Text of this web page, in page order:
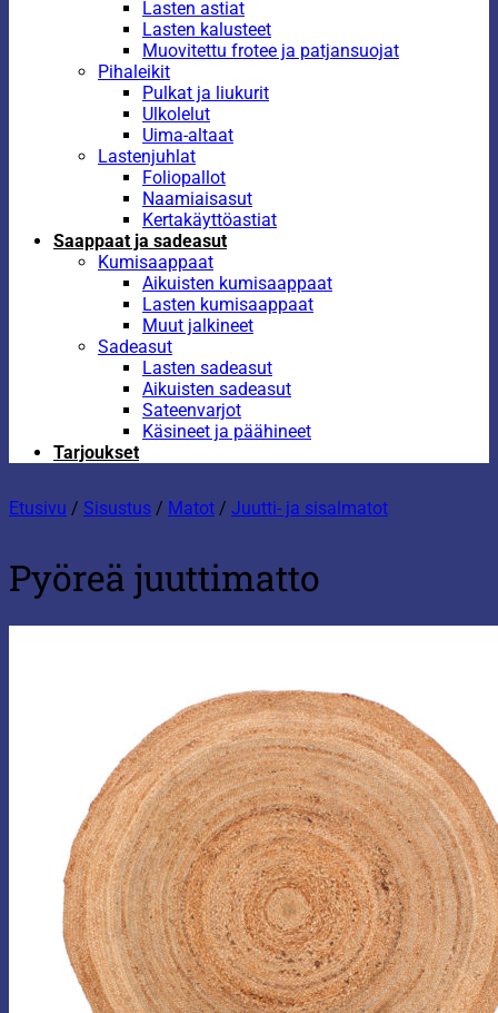
Lasten astiat
Lasten kalusteet
Muovitettu frotee ja patjansuojat
Pihaleikit
Pulkat ja liukurit
Ulkolelut
Uima-altaat
Lastenjuhlat
Foliopallot
Naamiaisasut
Kertakäyttöastiat
Saappaat ja sadeasut
Kumisaappaat
Aikuisten kumisaappaat
Lasten kumisaappaat
Muut jalkineet
Sadeasut
Lasten sadeasut
Aikuisten sadeasut
Sateenvarjot
Käsineet ja päähineet
Tarjoukset
Etusivu / Sisustus / Matot / Juutti- ja sisalmatot
Pyöreä juuttimatto